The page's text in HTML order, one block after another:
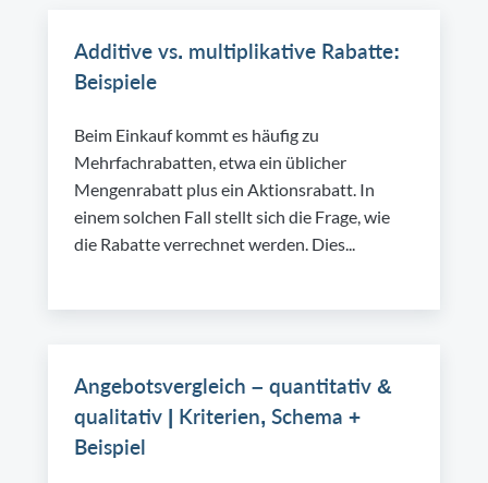
Additive vs. multiplikative Rabatte:
Beispiele
Beim Einkauf kommt es häufig zu
Mehrfachrabatten, etwa ein üblicher
Mengenrabatt plus ein Aktionsrabatt. In
einem solchen Fall stellt sich die Frage, wie
die Rabatte verrechnet werden. Dies...
Angebotsvergleich – quantitativ &
qualitativ | Kriterien, Schema +
Beispiel